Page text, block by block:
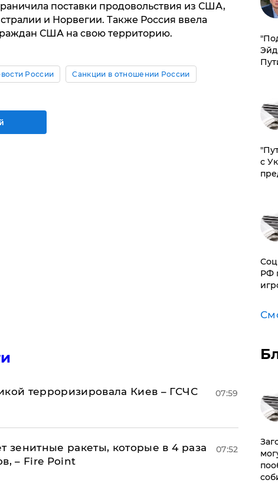
поставки продовольствия из США,
и Норвегии. Также Россия ввела
США на свою территорию.
России Санкции в отношении России
терроризировала Киев – ГСЧС
07:59
зенитные ракеты, которые в 4 раза
– Fire Point
07:52
с
РФ